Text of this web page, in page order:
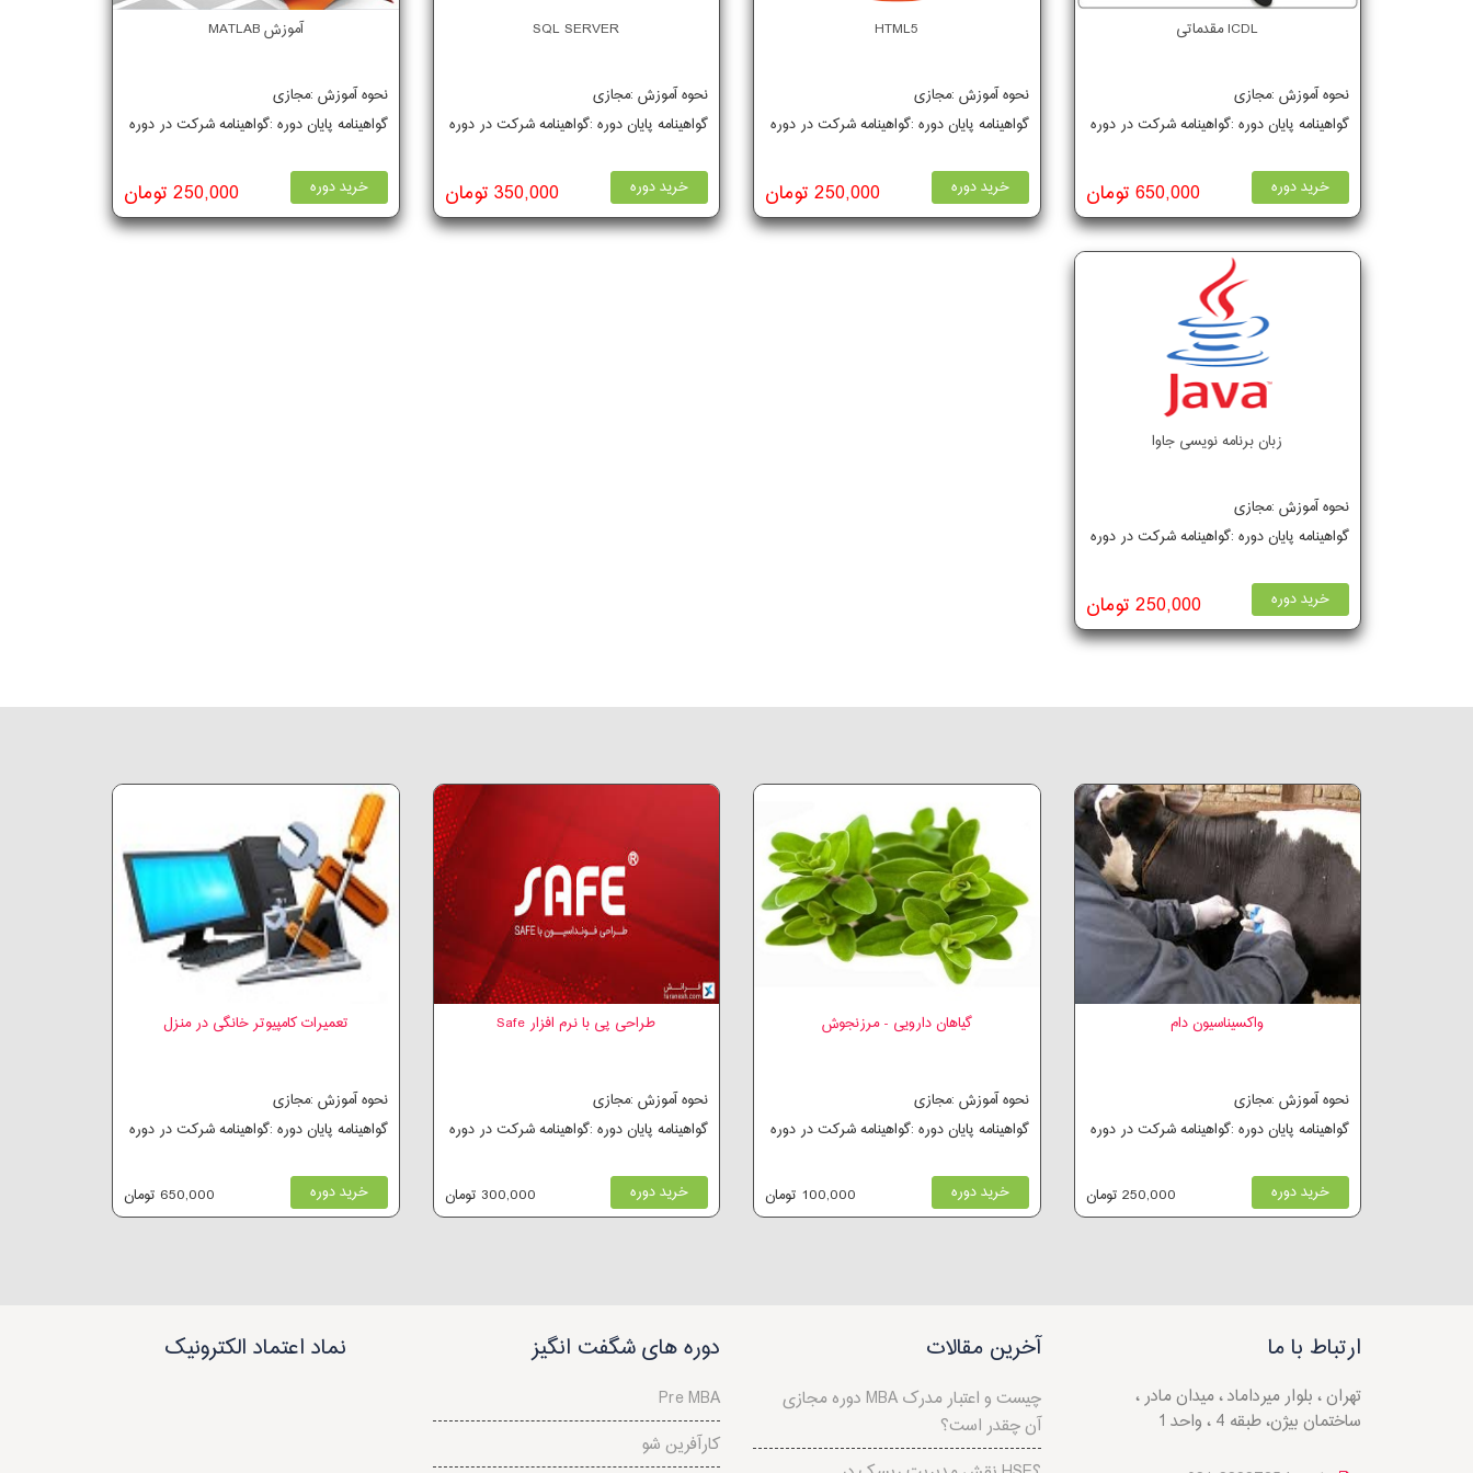
ICDL مقدماتی
نحوه آموزش :مجازی
گواهینامه پایان دوره :گواهینامه شرکت در دوره
خرید دوره 650,000 تومان
HTML5
نحوه آموزش :مجازی
گواهینامه پایان دوره :گواهینامه شرکت در دوره
خرید دوره 250,000 تومان
SQL SERVER
نحوه آموزش :مجازی
گواهینامه پایان دوره :گواهینامه شرکت در دوره
خرید دوره 350,000 تومان
آموزش MATLAB
نحوه آموزش :مجازی
گواهینامه پایان دوره :گواهینامه شرکت در دوره
خرید دوره 250,000 تومان
زبان برنامه نویسی جاوا
نحوه آموزش :مجازی
گواهینامه پایان دوره :گواهینامه شرکت در دوره
خرید دوره 250,000 تومان
تعمیرات کامپیوتر خانگی در منزل
نحوه آموزش :مجازی
گواهینامه پایان دوره :گواهینامه شرکت در دوره
خرید دوره 650,000 تومان
طراحی پی با نرم افزار Safe
نحوه آموزش :مجازی
گواهینامه پایان دوره :گواهینامه شرکت در دوره
خرید دوره 300,000 تومان
گیاهان دارویی - مرزنجوش
نحوه آموزش :مجازی
گواهینامه پایان دوره :گواهینامه شرکت در دوره
خرید دوره 100,000 تومان
واکسیناسیون دام
نحوه آموزش :مجازی
گواهینامه پایان دوره :گواهینامه شرکت در دوره
خرید دوره 250,000 تومان
ارتباط با ما
تهران ، بلوار میرداماد ، میدان مادر ،
ساختمان بیژن، طبقه 4 ، واحد 1
آخرین مقالات
دوره مجازی MBA چیست و اعتبار مدرک
آن چقدر است؟
دوره های شگفت انگیز
Pre MBA
کارآفرین شو
نماد اعتماد الکترونیک